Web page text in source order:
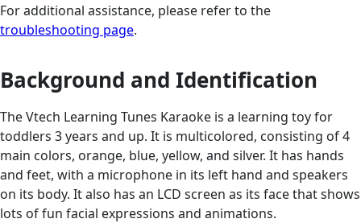
For additional assistance, please refer to the
troubleshooting page.
Background and Identification
The Vtech Learning Tunes Karaoke is a learning toy for
toddlers 3 years and up. It is multicolored, consisting of 4
main colors, orange, blue, yellow, and silver. It has hands
and feet, with a microphone in its left hand and speakers
on its body. It also has an LCD screen as its face that shows
lots of fun facial expressions and animations.